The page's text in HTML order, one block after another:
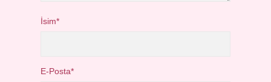
İsim*
E-Posta*